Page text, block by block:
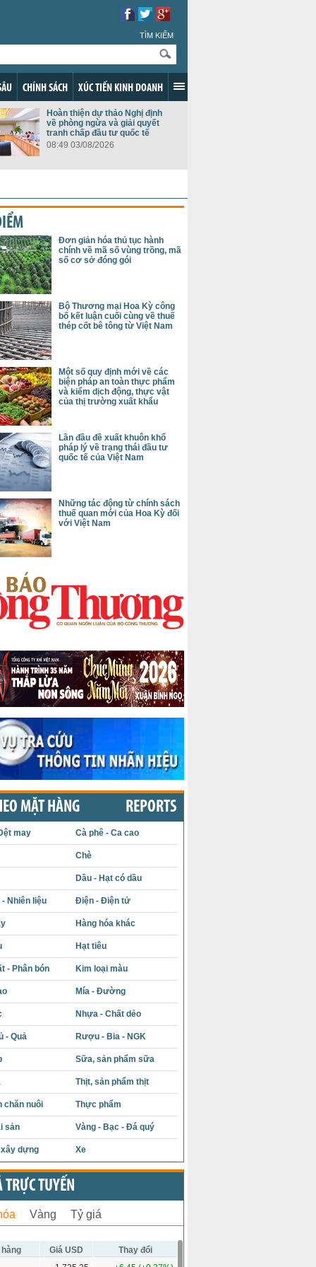
TÌM KIẾM
CHÍNH SÁCH XÚC TIẾN KINH DOANH
Hoàn thiện dự thảo Nghị định
về phòng ngừa và giải quyết
tranh chấp đầu tư quốc tế
08:49 03/08/2026
Đơn giản hóa thủ tục hành
chính về mã số vùng trồng, mã
số cơ sở đóng gói
Bộ Thương mại Hoa Kỳ công
bố kết luận cuối cùng về thuế
thép cốt bê tông từ Việt Nam
Một số quy định mới về các
biện pháp an toàn thực phẩm
và kiểm dịch động, thực vật
của thị trường xuất khẩu
Lần đầu đề xuất khuôn khổ
pháp lý về trạng thái đầu tư
quốc tế của Việt Nam
Những tác động từ chính sách
thuế quan mới của Hoa Kỳ đối
với Việt Nam
MẶT HÀNG REPORTS
may Cà phê - Ca cao
Chè
Dầu - Hạt có dầu
- Nhiên liệu Điện - Điện tử
Hàng hóa khác
Hạt tiêu
- Phân bón Kim loại màu
Mía - Đường
Nhựa - Chất dẻo
- Quả Rượu - Bia - NGK
Sữa, sản phẩm sữa
Thịt, sản phẩm thịt
chăn nuôi Thực phẩm
sản Vàng - Bạc - Đá quý
dựng Xe
TRỰC TUYẾN
Vàng Tỷ giá
Giá USD
Thay đổi